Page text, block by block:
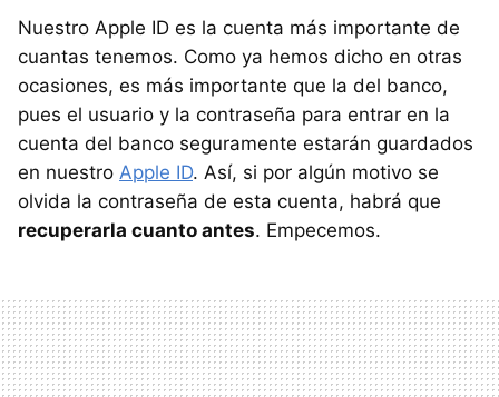
Nuestro Apple ID es la cuenta más importante de
cuantas tenemos. Como ya hemos dicho en otras
ocasiones, es más importante que la del banco,
pues el usuario y la contraseña para entrar en la
cuenta del banco seguramente estarán guardados
en nuestro Apple ID. Así, si por algún motivo se
olvida la contraseña de esta cuenta, habrá que
recuperarla cuanto antes. Empecemos.